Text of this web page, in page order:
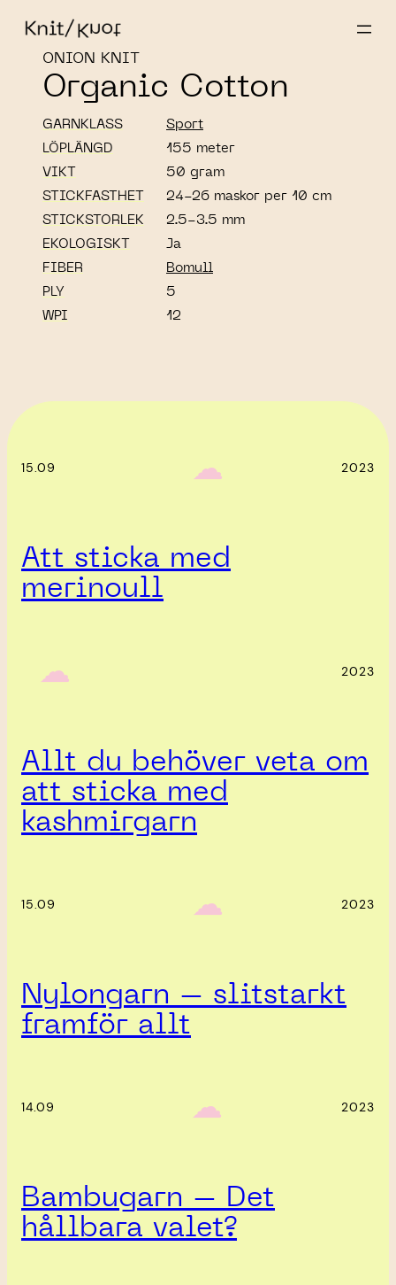
ONION KNIT
Organic Cotton
GARNKLASS
Sport
LÖPLÄNGD
155 meter
VIKT
50 gram
STICKFASTHET
24-26 maskor per 10 cm
STICKSTORLEK
2.5-3.5 mm
EKOLOGISKT
Ja
FIBER
Bomull
PLY
5
WPI
12
15.09 ‎ ‎‎ ☁︎‎‎ 2023
Att sticka med
merinoull
‎ ‎‎ ☁︎‎‎ 2023
Allt du behöver veta om
att sticka med
kashmirgarn
15.09 ‎ ‎‎ ☁︎‎‎ 2023
Nylongarn – slitstarkt
framför allt
14.09 ‎ ‎‎ ☁︎‎‎ 2023
Bambugarn – Det
hållbara valet?